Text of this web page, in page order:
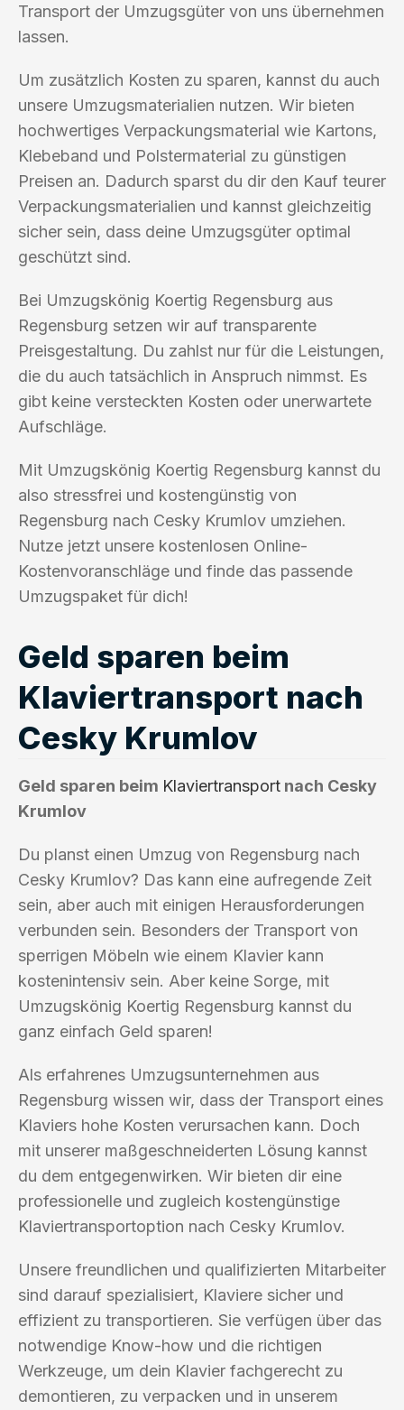
Transport der Umzugsgüter von uns übernehmen
lassen.
Um zusätzlich Kosten zu sparen, kannst du auch
unsere Umzugsmaterialien nutzen. Wir bieten
hochwertiges Verpackungsmaterial wie Kartons,
Klebeband und Polstermaterial zu günstigen
Preisen an. Dadurch sparst du dir den Kauf teurer
Verpackungsmaterialien und kannst gleichzeitig
sicher sein, dass deine Umzugsgüter optimal
geschützt sind.
Bei Umzugskönig Koertig Regensburg aus
Regensburg setzen wir auf transparente
Preisgestaltung. Du zahlst nur für die Leistungen,
die du auch tatsächlich in Anspruch nimmst. Es
gibt keine versteckten Kosten oder unerwartete
Aufschläge.
Mit Umzugskönig Koertig Regensburg kannst du
also stressfrei und kostengünstig von
Regensburg nach Cesky Krumlov umziehen.
Nutze jetzt unsere kostenlosen Online-
Kostenvoranschläge und finde das passende
Umzugspaket für dich!
Geld sparen beim
Klaviertransport nach
Cesky Krumlov
Geld sparen beim Klaviertransport nach Cesky
Krumlov
Du planst einen Umzug von Regensburg nach
Cesky Krumlov? Das kann eine aufregende Zeit
sein, aber auch mit einigen Herausforderungen
verbunden sein. Besonders der Transport von
sperrigen Möbeln wie einem Klavier kann
kostenintensiv sein. Aber keine Sorge, mit
Umzugskönig Koertig Regensburg kannst du
ganz einfach Geld sparen!
Als erfahrenes Umzugsunternehmen aus
Regensburg wissen wir, dass der Transport eines
Klaviers hohe Kosten verursachen kann. Doch
mit unserer maßgeschneiderten Lösung kannst
du dem entgegenwirken. Wir bieten dir eine
professionelle und zugleich kostengünstige
Klaviertransportoption nach Cesky Krumlov.
Unsere freundlichen und qualifizierten Mitarbeiter
sind darauf spezialisiert, Klaviere sicher und
effizient zu transportieren. Sie verfügen über das
notwendige Know-how und die richtigen
Werkzeuge, um dein Klavier fachgerecht zu
demontieren, zu verpacken und in unserem